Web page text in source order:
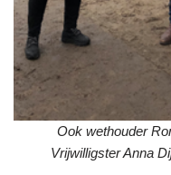
Ook wethouder
Vrijwilligster Anna